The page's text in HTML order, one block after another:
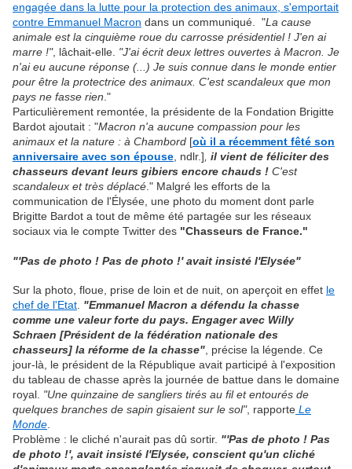
engagée dans la lutte pour la protection des animaux, s'emportait
contre Emmanuel Macron dans un communiqué. "La cause
animale est la cinquième roue du carrosse présidentiel ! J'en ai
marre !", lâchait-elle. "J'ai écrit deux lettres ouvertes à Macron. Je
n'ai eu aucune réponse (...) Je suis connue dans le monde entier
pour être la protectrice des animaux. C'est scandaleux que mon
pays ne fasse rien ."
Particulièrement remontée, la présidente de la Fondation Brigitte
Bardot ajoutait : "Macron n'a aucune compassion pour les
animaux et la nature : à Chambord [où il a récemment fêté son
anniversaire avec son épouse , ndlr.] il vient de féliciter des
chasseurs devant leurs gibiers encore chauds ! C'est
scandaleux et très déplacé ." Malgré les efforts de la
communication de l'Élysée, une photo du moment dont parle
Brigitte Bardot a tout de même été partagée sur les réseaux
sociaux via le compte Twitter des "Chasseurs de France."
"'Pas de photo ! Pas de photo !' avait insisté l'Elysée"
Sur la photo, floue, prise de loin et de nuit, on aperçoit en effet le
chef de l'Etat. "Emmanuel Macron a défendu la chasse
comme une valeur forte du pays. Engager avec Willy
Schraen [Président de la fédération nationale des
chasseurs] la réforme de la chasse", précise la légende. Ce
jour-là, le président de la République avait participé à l'exposition
du tableau de chasse après la journée de battue dans le domaine
royal. "Une quinzaine de sangliers tirés au fil et entourés de
quelques branches de sapin gisaient sur le sol", rapporte Le
Monde.
Problème : le cliché n'aurait pas dû sortir. "'Pas de photo ! Pas
de photo !', avait insisté l'Elysée, conscient qu'un cliché